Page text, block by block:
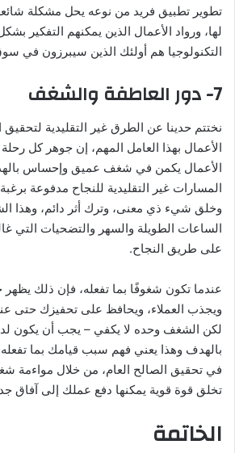
تطوير تطبيق فريد من نوعه يحل مشكلة
لها، ورواد الأعمال الذين يمكنهم التفكير
التكنولوجيا هم أولئك الذين سيبرزون في
7- دور العاطفة والشغف
نختتم حدينا عن الطرق غير التقليدية لتحقيق
الأعمال بهذا العامل المهم، إن جوهر كل
الأعمال يكمن في شغف عميق وإحساس
المسارات غير التقليدية للنجاح مدفوعة
وخلق شيء ذي معنى، وترك أثر دائم، وهذا
الساعات الطويلة والسهر والتضحيات التي
على طريق النجاح.
عندما تكون شغوفًا بما تفعله، فإن ذلك يظهر
ويجذب العملاء، ويحافظ على تحفيزك حتى
لكن الشغف وحده لا يكفي – يجب أن يكون
بالهدف وهذا يعني فهم سبب قيامك بما
في تحقيق الصالح العام، من خلال مواءمة
تخلق قوة قوية يمكنها دفع عملك إلى آفاق
الخاتمة